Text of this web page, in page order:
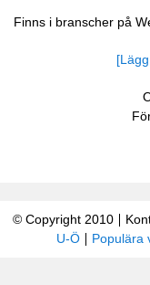
Finns i branscher på
© Copyright 2010
U-Ö
Populära